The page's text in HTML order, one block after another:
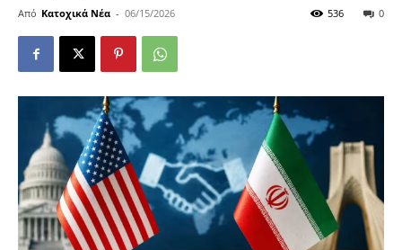
Από Κατοχικά Νέα - 06/15/2026 0
536